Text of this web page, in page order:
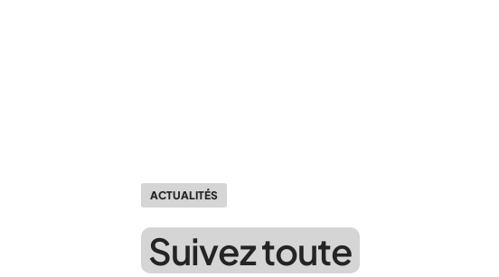
ACTUALITÉS
Suivez toute